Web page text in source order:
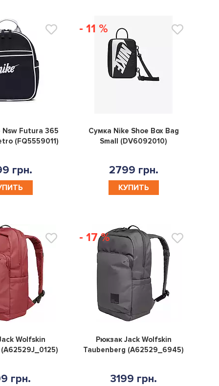
0
Nsw Futura 365
(FQ5559011)
грн.
- 11 %
0
Сумка Nike Shoe Box Bag
Small (DV6092010)
2799 грн.
КУПИТЬ
Wolfskin
грн.
- 17 %
Рюкзак Jack Wolfskin
Taubenberg (A62529_6945)
3199 грн.